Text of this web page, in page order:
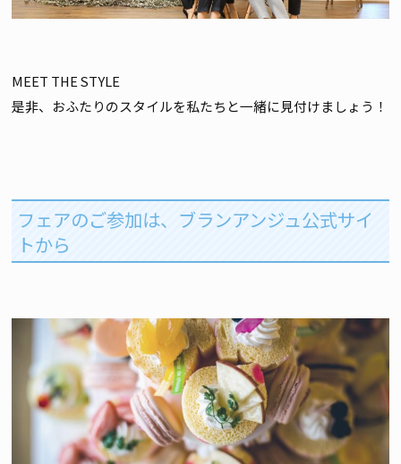
MEET THE STYLE
是非、おふたりのスタイルを私たちと一緒に見付けましょう！
フェアのご参加は、ブランアンジュ公式サイ
トから